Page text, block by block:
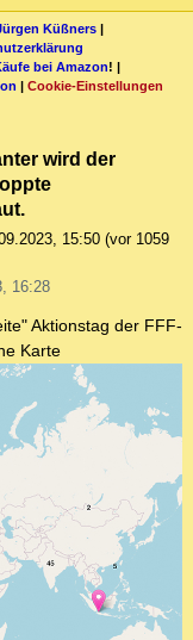
Küßners |
bei Amazon! |
| Cookie-Einstellungen
wird der
15:50 (vor 1059
16:28
Aktionstag der FFF-
Karte